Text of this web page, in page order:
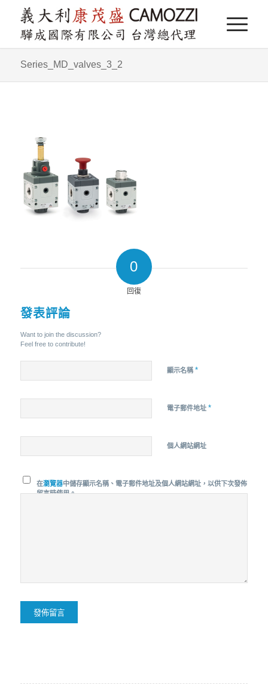
Series_MD_valves_3_2
0
回復
發表評論
Want to join the discussion?
Feel free to contribute!
顯示名稱 *
電子郵件地址 *
個人網站網址
在瀏覽器中儲存顯示名稱、電子郵件地址及個人網站網址，以供下次發佈
留言時使用。